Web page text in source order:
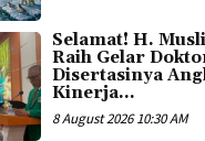
Selamat! H.
Raih Gelar
Disertasinya
Kinerja...
8 August 2026 10:30 AM